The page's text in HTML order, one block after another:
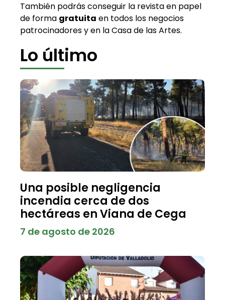
También podrás conseguir la revista en papel
de forma gratuita en todos los negocios
patrocinadores y en la Casa de las Artes.
Lo último
Una posible negligencia
incendia cerca de dos
hectáreas en Viana de Cega
7 de agosto de 2026